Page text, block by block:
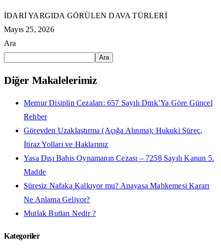
İDARİ YARGIDA GÖRÜLEN DAVA TÜRLERİ
Mayıs 25, 2026
Ara
Ara
Diğer Makalelerimiz
Memur Disiplin Cezaları: 657 Sayılı Dmk’Ya Göre Güncel
Rehber
Görevden Uzaklaştırma (Açığa Alınma): Hukuki Süreç,
İtiraz Yolları ve Haklarınız
Yasa Dışı Bahis Oynamanın Cezası – 7258 Sayılı Kanun 5.
Madde
Süresiz Nafaka Kalkıyor mu? Anayasa Mahkemesi Kararı
Ne Anlama Geliyor?
Mutlak Butlan Nedir ?
Kategoriler